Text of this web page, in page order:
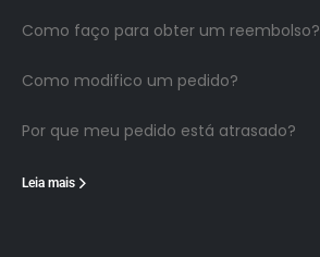
Como faço para obter um reembolso?
Como modifico um pedido?
Por que meu pedido está atrasado?
Leia mais